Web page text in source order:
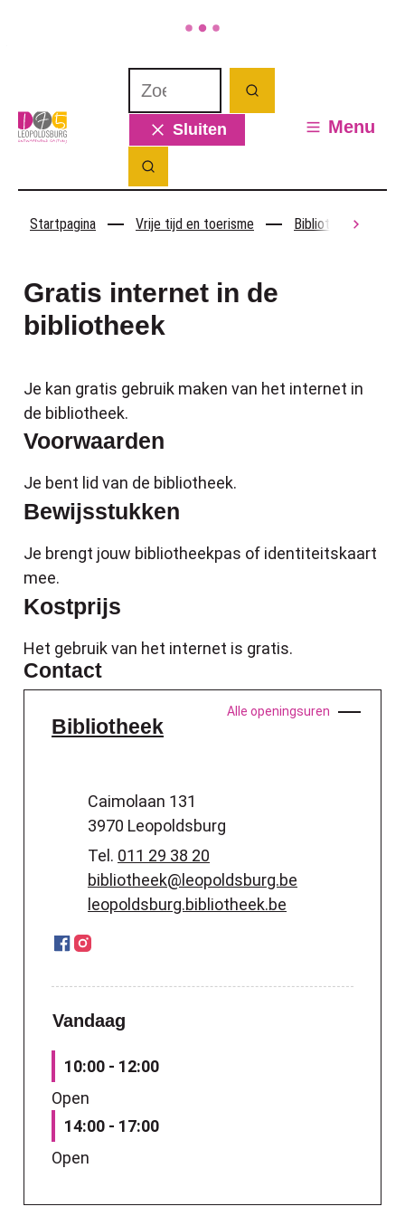
Leopoldsburg
Zoeken
Sluiten
Zoek tonen / verbergen
Menu
scroll
Startpagina Vrije tijd en toerisme Bibliotheek
Gratis internet in de
bibliotheek
Je kan gratis gebruik maken van het internet in
de bibliotheek.
Voorwaarden
Je bent lid van de bibliotheek.
Bewijsstukken
Je brengt jouw bibliotheekpas of identiteitskaart
mee.
Kostprijs
Het gebruik van het internet is gratis.
Contact
Alle openingsuren Bibliotheek
Bibliotheek
AdresCaimolaan 131
,3970 Leopoldsburg
011 29 38 20
E-mailbibliotheek@ leopoldsburg.be
Websiteleopoldsburg.bibliotheek.be
Facebook
Instagram
Vandaag
10:00 - 12:00
Open
14:00 - 17:00
Open